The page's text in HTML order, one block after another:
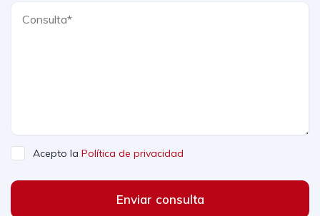
Acepto la Política de privacidad
Enviar consulta